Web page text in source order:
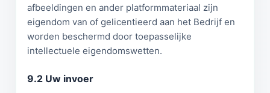
afbeeldingen en ander platformmateriaal zijn
eigendom van of gelicentieerd aan het Bedrijf en
worden beschermd door toepasselijke
intellectuele eigendomswetten.
9.2 Uw invoer